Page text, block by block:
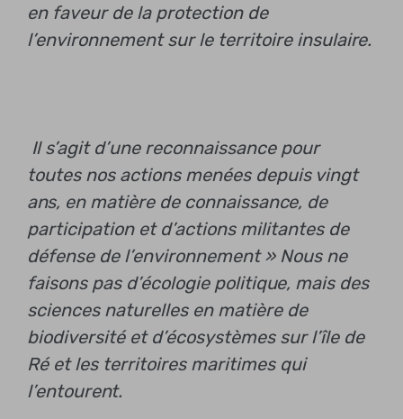
en faveur de la protection de
l’environnement sur le territoire insulaire.
Il s’agit d’une reconnaissance pour
toutes nos actions menées depuis vingt
ans, en matière de connaissance, de
participation et d’actions militantes de
défense de l’environnement »Nous ne
faisons pas d’écologie politique, mais des
sciences naturelles en matière de
biodiversité et d’écosystèmes sur l’île de
Ré et les territoires maritimes qui
l’entourent.